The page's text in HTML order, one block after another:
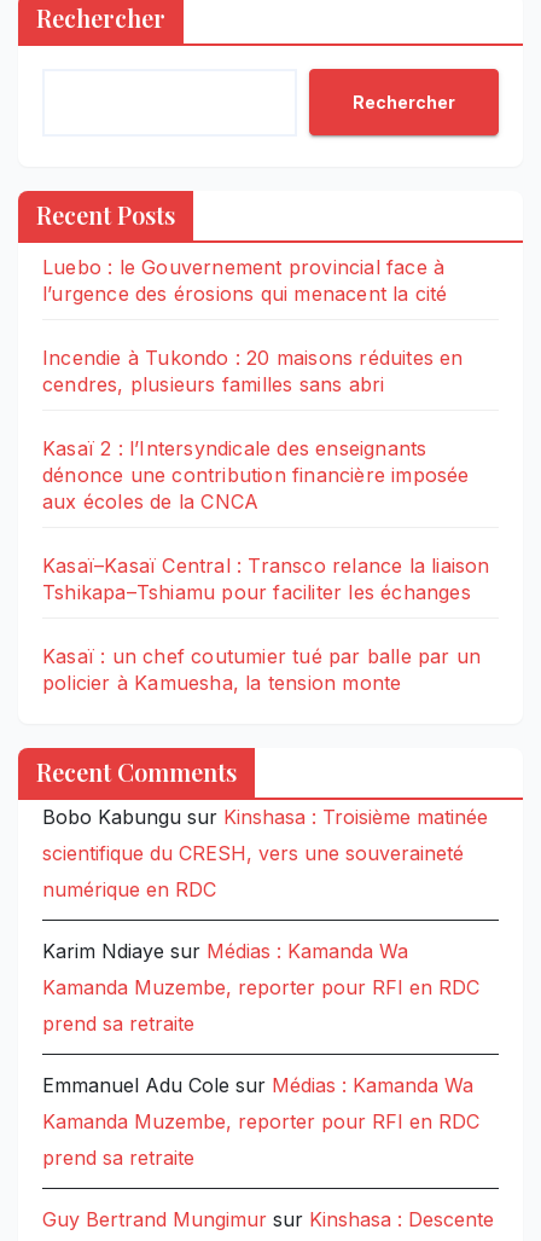
Rechercher
Rechercher
Recent Posts
Luebo : le Gouvernement provincial face à
l’urgence des érosions qui menacent la cité
Incendie à Tukondo : 20 maisons réduites en
cendres, plusieurs familles sans abri
Kasaï 2 : l’Intersyndicale des enseignants
dénonce une contribution financière imposée
aux écoles de la CNCA
Kasaï–Kasaï Central : Transco relance la liaison
Tshikapa–Tshiamu pour faciliter les échanges
Kasaï : un chef coutumier tué par balle par un
policier à Kamuesha, la tension monte
Recent Comments
Bobo Kabungu sur Kinshasa : Troisième matinée
scientifique du CRESH, vers une souveraineté
numérique en RDC
Karim Ndiaye sur Médias : Kamanda Wa
Kamanda Muzembe, reporter pour RFI en RDC
prend sa retraite
Emmanuel Adu Cole sur Médias : Kamanda Wa
Kamanda Muzembe, reporter pour RFI en RDC
prend sa retraite
Guy Bertrand Mungimur sur Kinshasa : Descente